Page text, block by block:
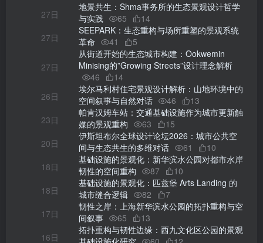
27日
地景共生：Shma事务所的生态景观设计哲学
与实践
65
14
27日
SEEPARK：生态重构与场所重塑的景观系统
革命
41 5
27日
从街道开始的生态城市构建：Ookwemin
Minising的”Growing Streets”设计理念解析
46
14
26日
埃尔马利村住宅景观设计解析：山地环境中的
空间叙事与自然对话
46
13
23日
帕肯汉姆车站：交通基础设施作为城市更新触
媒的景观重构
63
15
20日
伊斯坦布尔全球设计论坛2026：城市公共空
间与生态共生的多维对话
61
10
18日
基础设施的景观化：新华滨水公园对都市水岸
韧性的空间重构
87
10
18日
基础设施的景观化：匹兹堡 Arts Landing 的
城市缝合逻辑
82
7
17日
韧性之岸：上海新华滨水公园的拓扑重构与空
间叙事
65
13
16日
拓扑重构与韧性边缘：西九文化区公园的景观